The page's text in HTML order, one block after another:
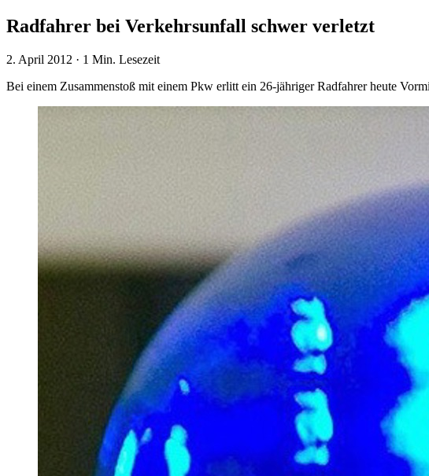
Radfahrer bei Verkehrsunfall schwer verletzt
2. April 2012 · 1 Min. Lesezeit
Bei einem Zusammenstoß mit einem Pkw erlitt ein 26-jähriger Radfahrer heute